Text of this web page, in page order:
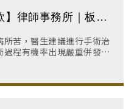
】律師事務所｜板橋
苦，醫生建議進行手術治
程有機率出現嚴重併發
，便預先將財產平分三份